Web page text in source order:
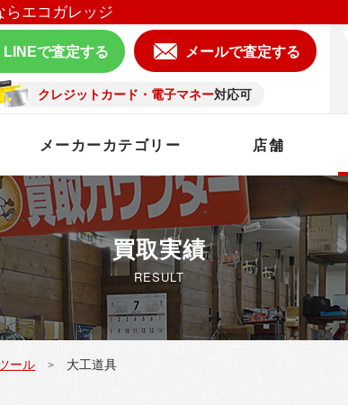
らエコガレッジ
LINEで査定する メールで査定する
クレジットカード・電子マネー対応可
メーカーカテゴリー 店舗
買取実績
RESULT
ール > 大工道具